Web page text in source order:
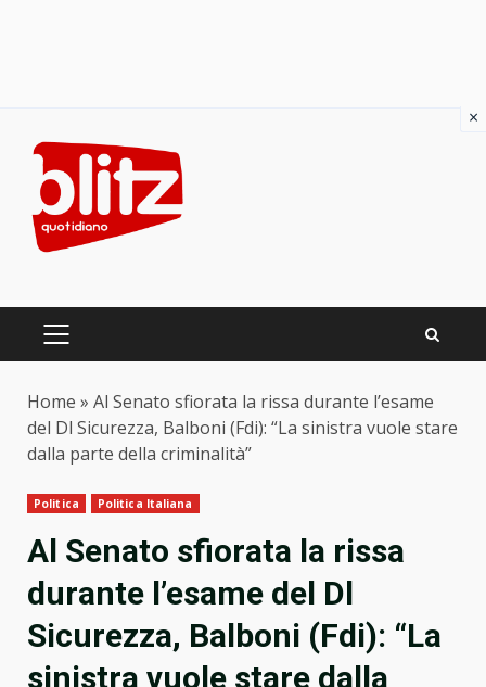
content
PRIMARY
Home » Al Senato sfiorata la rissa durante l’esame
del Dl Sicurezza, Balboni (Fdi): “La sinistra vuole stare
dalla parte della criminalità”
Politica Politica Italiana
Al Senato sfiorata la rissa
durante l’esame del Dl
Sicurezza, Balboni (Fdi): “La
sinistra vuole stare dalla
×